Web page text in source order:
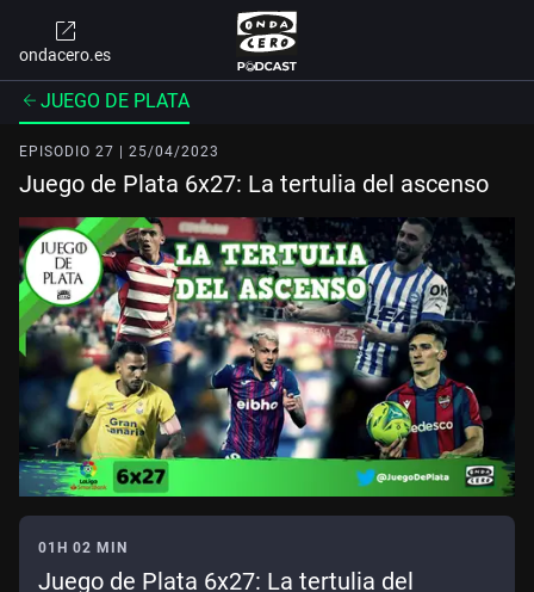
ondacero.es
JUEGO DE PLATA
EPISODIO 27 | 25/04/2023
Juego de Plata 6x27: La tertulia del ascenso
01H 02 MIN
Juego de Plata 6x27: La tertulia del